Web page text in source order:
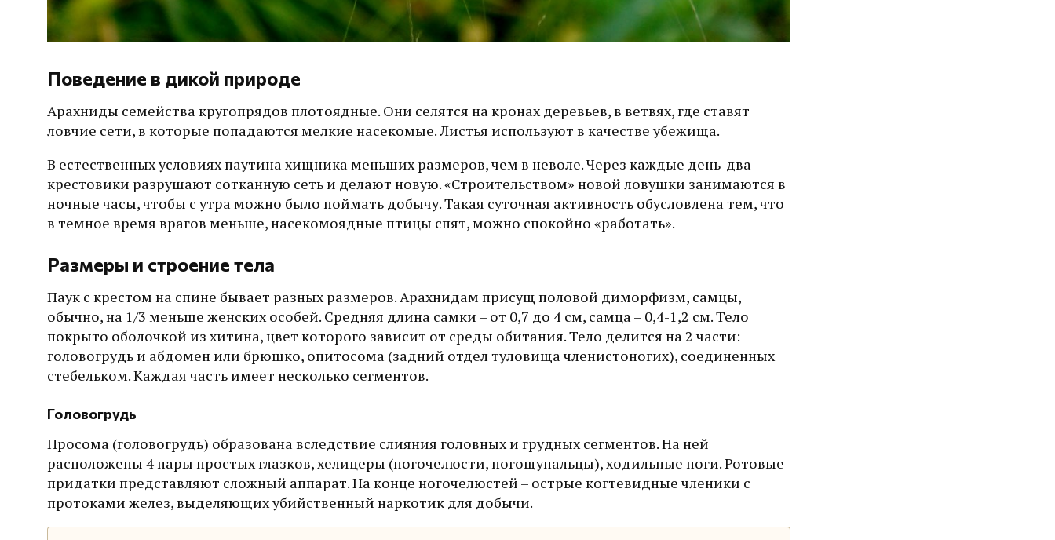
Поведение в дикой природе
Арахниды семейства кругопрядов плотоядные. Они селятся на кронах деревьев, в ветвях, где ставят
ловчие сети, в которые попадаются мелкие насекомые. Листья используют в качестве убежища.
В естественных условиях паутина хищника меньших размеров, чем в неволе. Через каждые день-два
крестовики разрушают сотканную сеть и делают новую. «Строительством» новой ловушки занимаются в
ночные часы, чтобы с утра можно было поймать добычу. Такая суточная активность обусловлена тем, что
в темное время врагов меньше, насекомоядные птицы спят, можно спокойно «работать».
Размеры и строение тела
Паук с крестом на спине бывает разных размеров. Арахнидам присущ половой диморфизм, самцы,
обычно, на 1/3 меньше женских особей. Средняя длина самки – от 0,7 до 4 см, самца – 0,4-1,2 см. Тело
покрыто оболочкой из хитина, цвет которого зависит от среды обитания. Тело делится на 2 части:
головогрудь и абдомен или брюшко, опитосома (задний отдел туловища членистоногих), соединенных
стебельком. Каждая часть имеет несколько сегментов.
Головогрудь
Просома (головогрудь) образована вследствие слияния головных и грудных сегментов. На ней
расположены 4 пары простых глазков, хелицеры (ногочелюсти, ногощупальцы), ходильные ноги. Ротовые
придатки представляют сложный аппарат. На конце ногочелюстей – острые когтевидные членики с
протоками желез, выделяющих убийственный наркотик для добычи.